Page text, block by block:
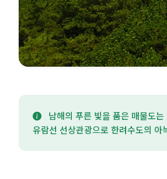
남해의 푸른 빛을 품은 매물도
유람선 선상관광으로 한려수도의